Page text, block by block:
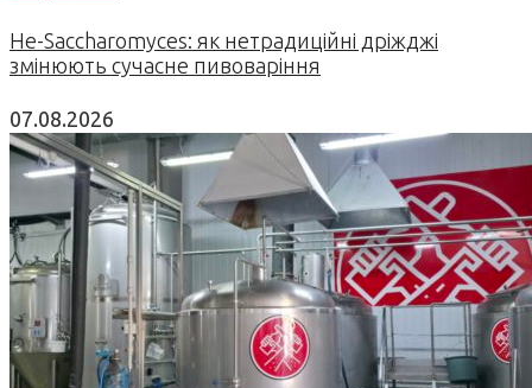
Не-Saccharomyces: як нетрадиційні дріжджі
змінюють сучасне пивоваріння
07.08.2026